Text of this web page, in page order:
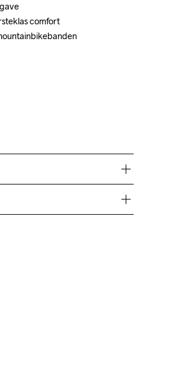
comfort
comfort